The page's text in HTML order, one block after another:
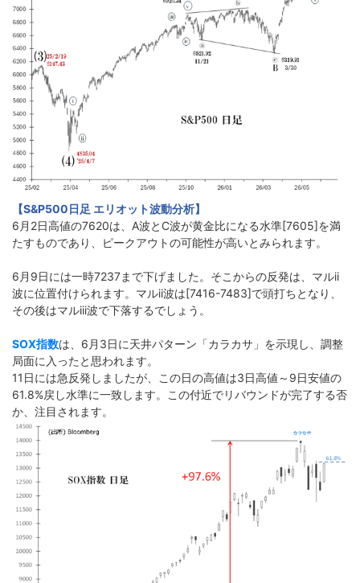
【S&P500日足 エリオット波動分析】
6月2日高値の7620は、A波とC波が黄金比になる水準[7605]を満
たすものであり、ピークアウトの可能性が高いとみられます。
6月9日には一時7237まで下げました。そこからの反発は、マルii
波に位置付けられます。マルii波は[7416-7483]で頭打ちとなり、
その後はマルiii波で下落するでしょう。
SOX指数は、6月3日に天井パターン「カラカサ」を示現し、調整
局面に入ったと思われます。
11日には急反発しましたが、この日の高値は3日高値～9日安値の
61.8%戻し水準に一致します。この付近でリバウンドが完了する否
か、注目されます。